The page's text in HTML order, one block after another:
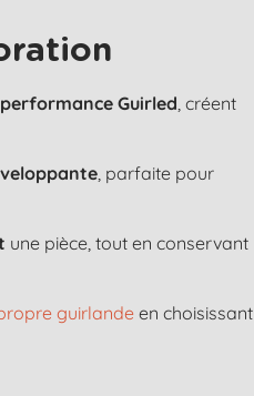
Guirled, créent
, parfaite pour
une pièce, tout en conservant
guirlande en choisissant